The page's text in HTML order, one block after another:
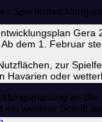
Gera
dem 1. Februar
zur
oder
an
weiterer Schritt